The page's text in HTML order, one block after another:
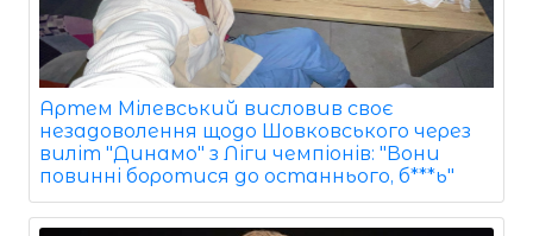
Артем Мілевський висловив своє
незадоволення щодо Шовковського через
виліт "Динамо" з Ліги чемпіонів: "Вони
повинні боротися до останнього, б***ь"